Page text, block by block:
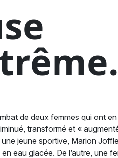
de deux femmes qui ont
transformé et «
une jeune sportive, Marion
eau glacée. De l’autre, une